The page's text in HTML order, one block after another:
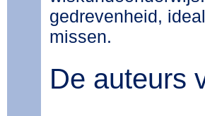
gedrevenheid,
missen.
De auteurs